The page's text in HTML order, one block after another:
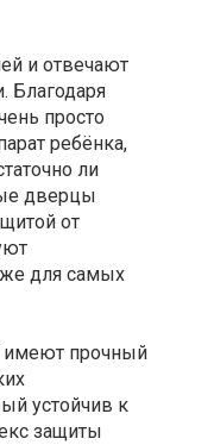
и отвечают
Благодаря
просто
ребёнка,
ли
дверцы
от
для самых
имеют прочный
устойчив к
защиты